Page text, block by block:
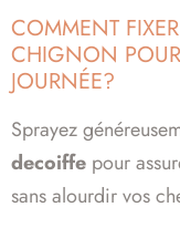
COMMENT
CHIGNON
JOURNÉE?
Sprayez
decoiffe pour
sans alourdir vos